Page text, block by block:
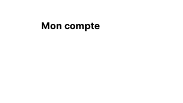
Mon compte